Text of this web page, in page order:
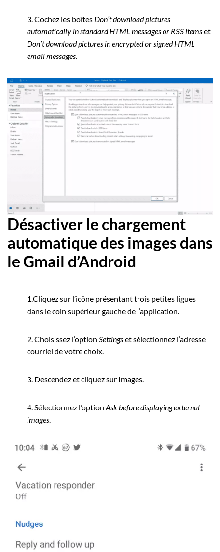
3. Cochez les boîtes Don’t download pictures
automatically in standard HTML messages or RSS itemset
Don’t download pictures in encrypted or signed HTML
email messages.
Désactiver le chargement
automatique des images dans
le Gmail d’Android
1.Cliquez sur l’icône présentant trois petites ligues
dans le coin supérieur gauche de l’application.
2. Choisissez l’option Settingset sélectionnez l’adresse
courriel de votre choix.
3. Descendez et cliquez sur Images.
4. Sélectionnez l’option Ask before displaying external
images